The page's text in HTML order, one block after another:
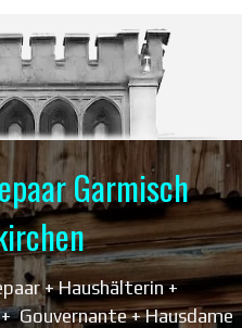
Garmisch
+ Haushälterin +
Gouvernante + Hausdame